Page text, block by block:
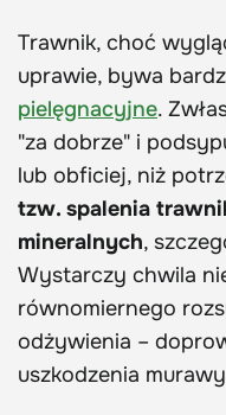
Trawnik, choć
uprawie, bywa
pielęgnacyjne.
"za dobrze" i
lub obficiej, niż
tzw. spalenia
mineralnych,
Wystarczy chwila
równomiernego
odżywienia –
uszkodzenia